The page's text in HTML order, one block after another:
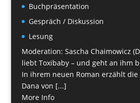
Buchpräsentation
Gespräch / Diskussion
Lesung
Moderation: Sascha Chaimowicz
liebt Toxibaby – und geht an ihm
In ihrem neuen Roman erzählt
Dana von [...]
More Info